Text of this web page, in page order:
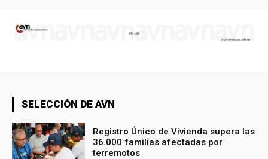
SELECCIÓN DE AVN
Registro Único de Vivienda supera las
36.000 familias afectadas por
terremotos